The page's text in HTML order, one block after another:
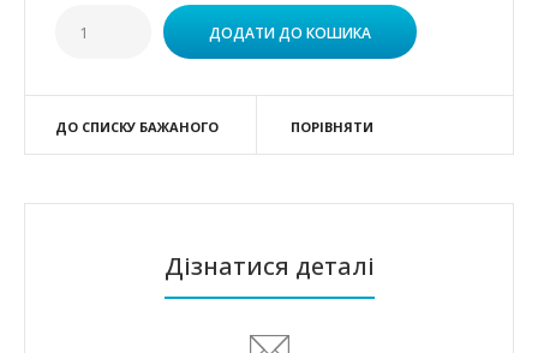
ДО СПИСКУ БАЖАНОГО ПОРІВНЯТИ
Дізнатися деталі